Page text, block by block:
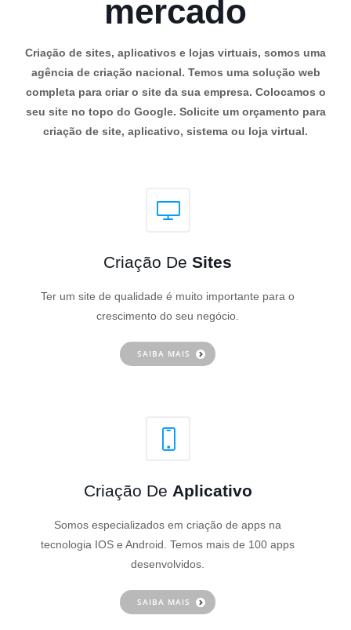
mercado
Criação de sites, aplicativos e lojas virtuais, somos uma
agência de criação nacional. Temos uma solução web
completa para criar o site da sua empresa. Colocamos o
seu site no topo do Google. Solicite um orçamento para
criação de site, aplicativo, sistema ou loja virtual.
Criação De Sites
Ter um site de qualidade é muito importante para o
crescimento do seu negócio.
SAIBA MAIS
Criação De Aplicativo
Somos especializados em criação de apps na
tecnologia IOS e Android. Temos mais de 100 apps
desenvolvidos.
SAIBA MAIS